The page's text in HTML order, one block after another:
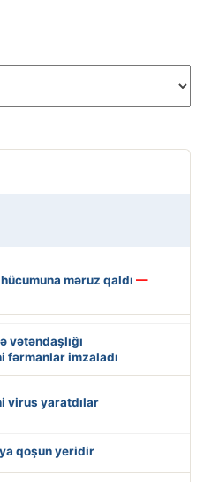
məruz qaldı —
vətəndaşlığı
fərmanlar imzaladı
virus yaratdılar
qoşun yeridir